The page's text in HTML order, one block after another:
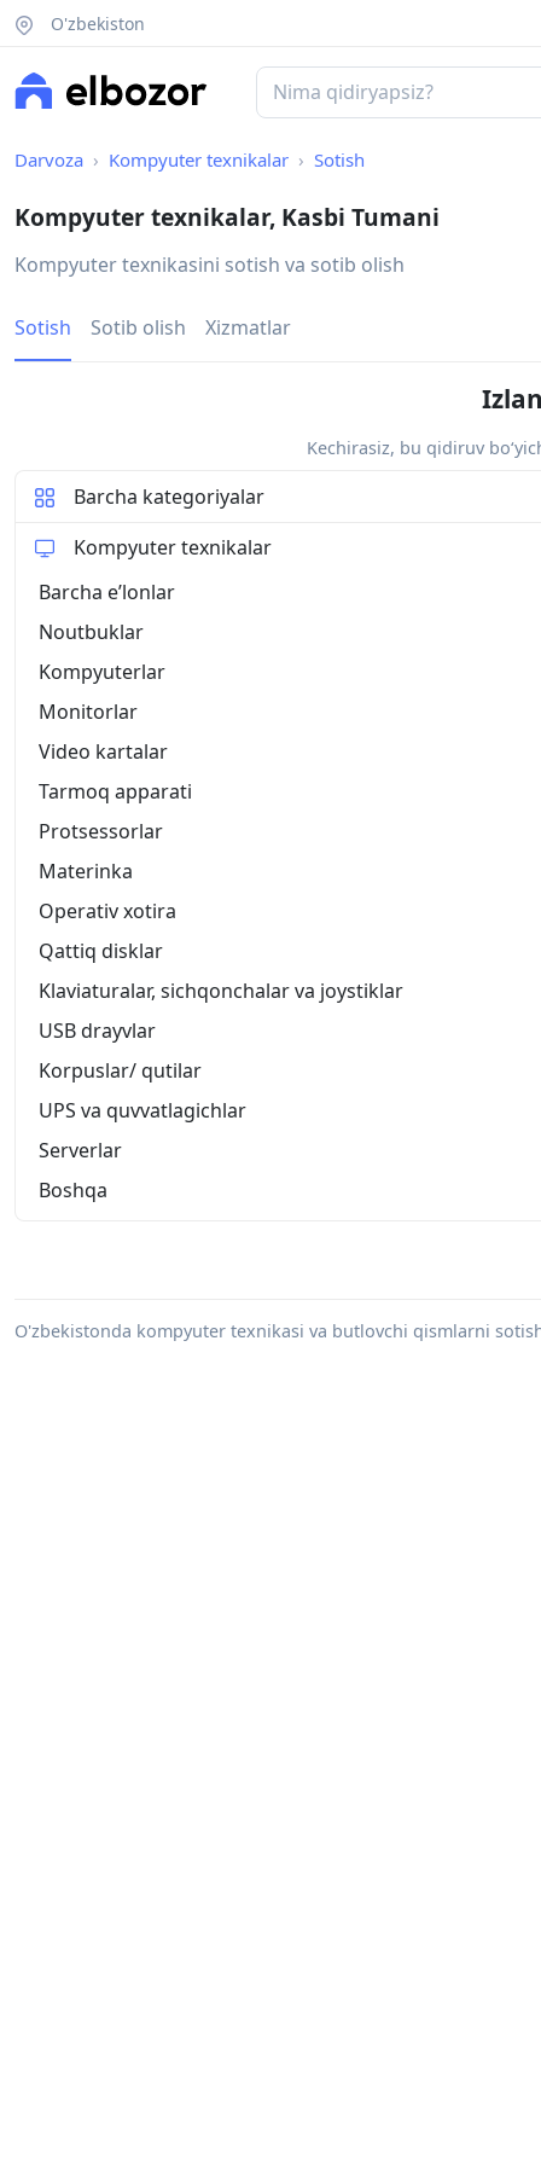
O'zbekiston
Darvoza Kompyuter texnikalar Sotish
Kompyuter texnikalar, Kasbi Tumani
Kompyuter texnikasini sotish va sotib olish
Sotish Sotib olish Xizmatlar
Kechirasiz, bu qidiruv
Barcha kategoriyalar
Kompyuter texnikalar
Barcha eʼlonlar
Noutbuklar
Kompyuterlar
Monitorlar
Video kartalar
Tarmoq apparati
Protsessorlar
Materinka
Operativ xotira
Qattiq disklar
Klaviaturalar, sichqonchalar va joystiklar
USB drayvlar
Korpuslar/ qutilar
UPS va quvvatlagichlar
Serverlar
Boshqa
O'zbekistonda kompyuter texnikasi va butlovchi qismlarni